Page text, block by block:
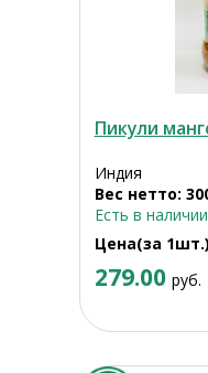
Пикули
Индия
Вес нетто:
Есть в наличии
Цена(за
279.00 руб.